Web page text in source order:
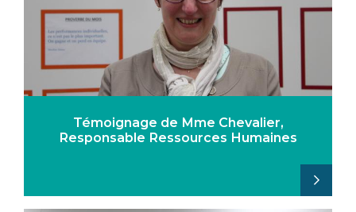
Témoignage de Mme Chevalier,
Responsable Ressources Humaines